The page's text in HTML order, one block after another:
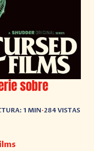
sobre
1 MIN•284 VISTAS